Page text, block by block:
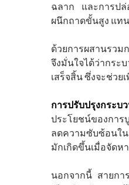
ฉลาก และการปล่
ผนึกถาดขั้นสูง แท
ด้วยการผสานรว
จึงมั่นใจได้ว่ากระ
เสร็จสิ้น ซึ่งจะช่ว
การปรับปรุงกระบ
ประโยชน์ของการ
ลดความซับซ้อนใน
มักเกิดขึ้นเมื่อจัด
นอกจากนี้ สายกา